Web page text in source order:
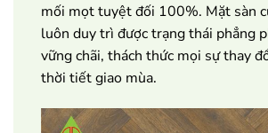
mối mọt tuyệt đối 100%. Mặt sàn
luôn duy trì được trạng thái phẳng
vững chãi, thách thức mọi sự thay
thời tiết giao mùa.